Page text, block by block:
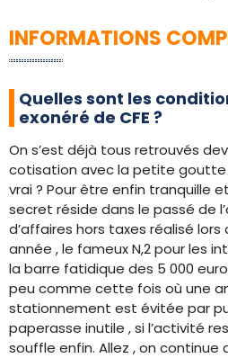
INFORMATIONS
Quelles sont les
exonéré de CFE ?
On s’est déjà tous retrouvés
cotisation avec la petite goutte
vrai ? Pour être enfin tranquille
secret réside dans le passé de
d’affaires hors taxes réalisé lors
année , le fameux N,2 pour les
la barre fatidique des 5 000
peu comme cette fois où une
stationnement est évitée par
paperasse inutile , si l’activité
souffle enfin. Allez , on continue